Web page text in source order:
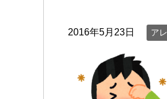
2016年5月23日 ア